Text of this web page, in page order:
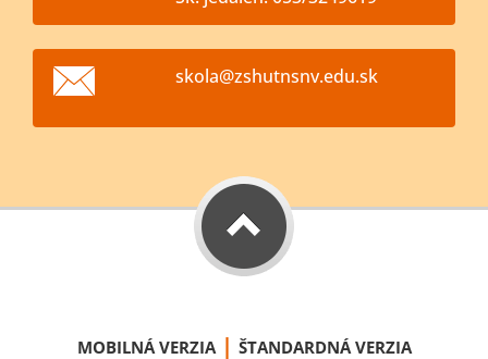
skola@zshutnsnv.edu.sk
MOBILNÁ VERZIA | ŠTANDARDNÁ VERZIA